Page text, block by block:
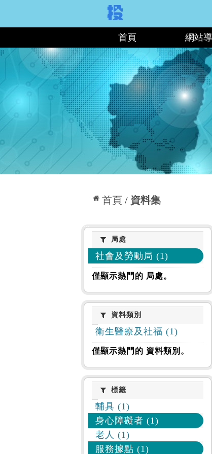
首頁 網站
首頁 資料集
局處局處
社會及勞動局 (1)
僅顯示熱門的 局處。
資料類別
資料類別
衛生醫療及社福 (1)
僅顯示熱門的 資料類別。
標籤標籤
輔具 (1)
身心障礙者 (1)
老人 (1)
服務據點 (1)